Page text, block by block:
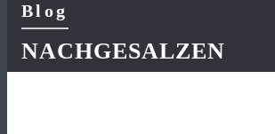
Blog
NACHGESALZEN